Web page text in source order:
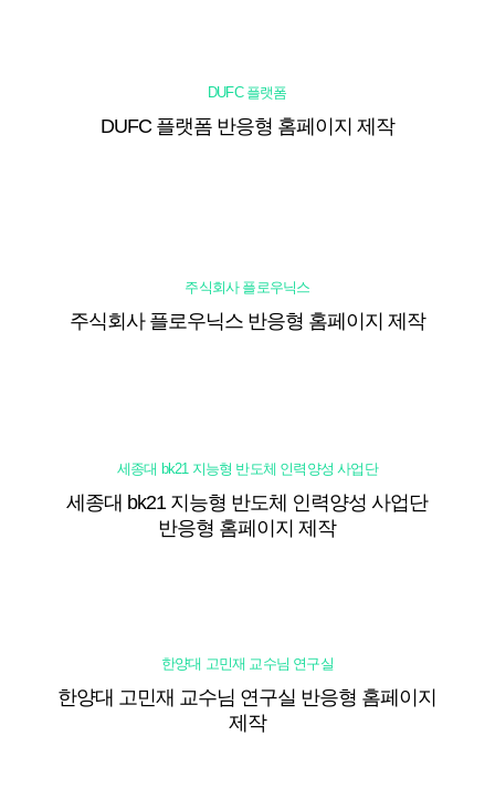
DUFC 플랫폼
DUFC 플랫폼 반응형 홈페이지 제작
주식회사 플로우닉스
주식회사 플로우닉스 반응형 홈페이지 제작
세종대 bk21 지능형 반도체 인력양성 사업단
세종대 bk21 지능형 반도체 인력양성 사업단
반응형 홈페이지 제작
한양대 고민재 교수님 연구실
한양대 고민재 교수님 연구실 반응형 홈페이지
제작